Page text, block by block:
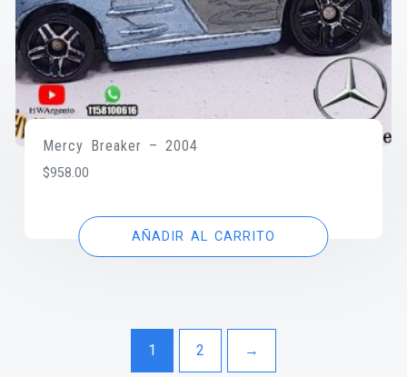
Mercy Breaker – 2004
$958.00
AÑADIR AL CARRITO
1 2 →